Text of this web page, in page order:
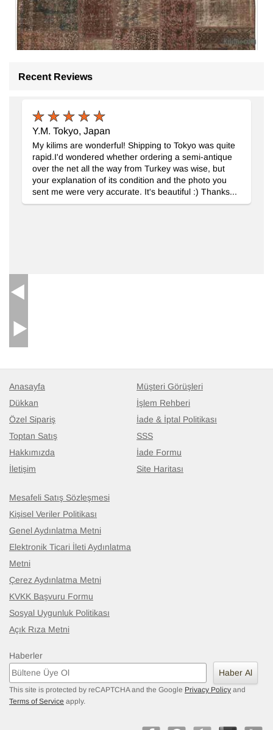
204 cm x 301 cm
27.626
TL
Recent Reviews
Y.M. Tokyo, Japan
My kilims are wonderful! Shipping to Tokyo was quite
rapid.I'd wondered whether ordering a semi-antique
over the net all the way from Turkey was wise, but
your explanation of its condition and the photo you
sent me were very accurate. It's beautiful :) Thanks...
Anasayfa
Dükkan
Özel Sipariş
Toptan Satış
Hakkımızda
İletişim
Müşteri Görüşleri
İşlem Rehberi
İade & İptal Politikası
SSS
İade Formu
Site Haritası
Mesafeli Satış Sözleşmesi
Kişisel Veriler Politikası
Genel Aydınlatma Metni
Elektronik Ticari İleti Aydınlatma
Metni
Çerez Aydınlatma Metni
KVKK Başvuru Formu
Sosyal Uygunluk Politikası
Açık Rıza Metni
Haberler
Haber Al
This site is protected by reCAPTCHA and the Google Privacy Policy and
Terms of Service apply.